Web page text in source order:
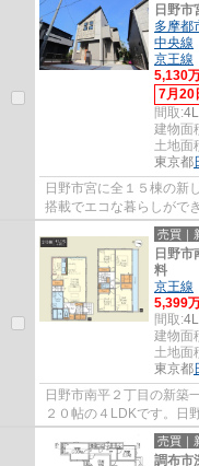
日野
多摩都
中央線
京王線
5,130
7月20
間取:
建物面
土地面
東京都
日野市宮に全１５棟の新
搭載でエコな暮らしがで
よります）玄関は使い勝
売買｜
日野
料
京王線
5,399
間取:
建物面
土地面
東京都
日野市南平２丁目の新築
２０帖の４LDKです。日
ージーホームに是非お任
売買｜
調布